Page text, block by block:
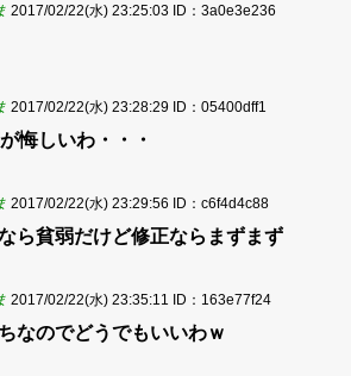
2017/02/22(水) 23:25:03 ID：3a0e3e236
2017/02/22(水) 23:28:29 ID：05400dff1
悔しいわ・・・
2017/02/22(水) 23:29:56 ID：c6f4d4c88
ら貧弱だけど修正ならまずまず
2017/02/22(水) 23:35:11 ID：163e77f24
なのでどうでもいいわｗ